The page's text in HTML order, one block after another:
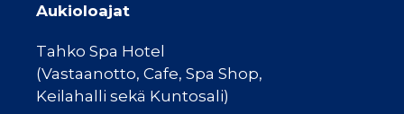
Aukioloajat
Tahko Spa Hotel
(Vastaanotto, Cafe, Spa Shop,
Keilahalli sekä Kuntosali)